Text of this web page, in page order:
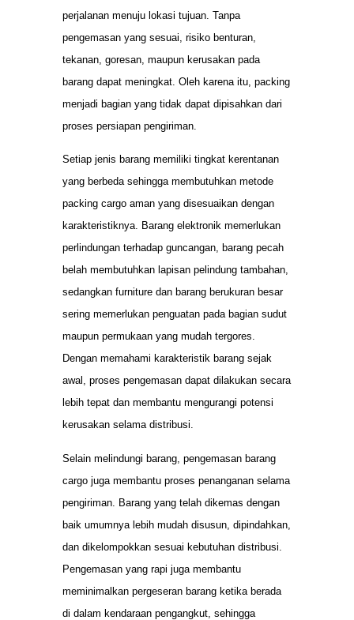
perjalanan menuju lokasi tujuan. Tanpa
pengemasan yang sesuai, risiko benturan,
tekanan, goresan, maupun kerusakan pada
barang dapat meningkat. Oleh karena itu, packing
menjadi bagian yang tidak dapat dipisahkan dari
proses persiapan pengiriman.
Setiap jenis barang memiliki tingkat kerentanan
yang berbeda sehingga membutuhkan metode
packing cargo aman yang disesuaikan dengan
karakteristiknya. Barang elektronik memerlukan
perlindungan terhadap guncangan, barang pecah
belah membutuhkan lapisan pelindung tambahan,
sedangkan furniture dan barang berukuran besar
sering memerlukan penguatan pada bagian sudut
maupun permukaan yang mudah tergores.
Dengan memahami karakteristik barang sejak
awal, proses pengemasan dapat dilakukan secara
lebih tepat dan membantu mengurangi potensi
kerusakan selama distribusi.
Selain melindungi barang, pengemasan barang
cargo juga membantu proses penanganan selama
pengiriman. Barang yang telah dikemas dengan
baik umumnya lebih mudah disusun, dipindahkan,
dan dikelompokkan sesuai kebutuhan distribusi.
Pengemasan yang rapi juga membantu
meminimalkan pergeseran barang ketika berada
di dalam kendaraan pengangkut, sehingga